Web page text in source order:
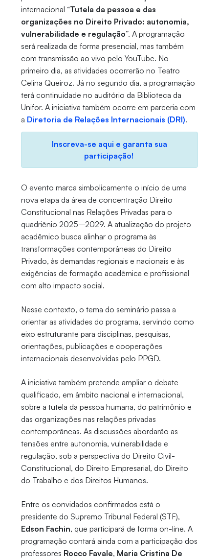
internacional “Tutela da pessoa e das
organizações no Direito Privado: autonomia,
vulnerabilidade e regulação”. A programação
será realizada de forma presencial, mas também
com transmissão ao vivo pelo YouTube. No
primeiro dia, as atividades ocorrerão no Teatro
Celina Queiroz. Já no segundo dia, a programação
terá continuidade no auditório da Biblioteca da
Unifor. A iniciativa também ocorre em parceria com
a Diretoria de Relações Internacionais (DRI).
Inscreva-se aqui e garanta sua
participação!
O evento marca simbolicamente o início de uma
nova etapa da área de concentração Direito
Constitucional nas Relações Privadas para o
quadriênio 2025–2029. A atualização do projeto
acadêmico busca alinhar o programa às
transformações contemporâneas do Direito
Privado, às demandas regionais e nacionais e às
exigências de formação acadêmica e profissional
com alto impacto social.
Nesse contexto, o tema do seminário passa a
orientar as atividades do programa, servindo como
eixo estruturante para disciplinas, pesquisas,
orientações, publicações e cooperações
internacionais desenvolvidas pelo PPGD.
A iniciativa também pretende ampliar o debate
qualificado, em âmbito nacional e internacional,
sobre a tutela da pessoa humana, do patrimônio e
das organizações nas relações privadas
contemporâneas. As discussões abordarão as
tensões entre autonomia, vulnerabilidade e
regulação, sob a perspectiva do Direito Civil-
Constitucional, do Direito Empresarial, do Direito
do Trabalho e dos Direitos Humanos.
Entre os convidados confirmados está o
presidente do Supremo Tribunal Federal (STF),
Edson Fachin, que participará de forma on-line. A
programação contará ainda com a participação dos
professores Rocco Favale, Maria Cristina De